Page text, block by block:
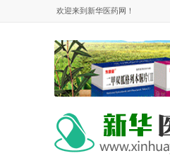
欢迎来到新华医药网！